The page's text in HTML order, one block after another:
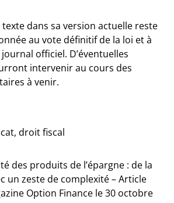
texte dans sa version actuelle reste
au vote définitif de la loi et à
officiel. D’éventuelles
intervenir au cours des
à venir.
droit fiscal
des produits de l’épargne : de la
un zeste de complexité – Article
Option Finance le 30 octobre